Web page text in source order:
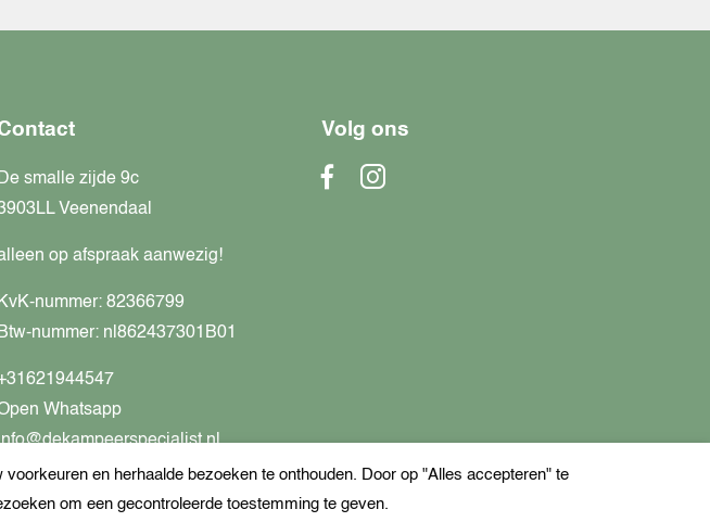
smalle zijde 9c
Veenendaal
op afspraak aanwezig!
nummer: 82366799
nummer: nl862437301B01
Whatsapp
Volg ons
en herhaalde bezoeken te onthouden. Door op "Alles accepteren" te
om een gecontroleerde toestemming te geven.